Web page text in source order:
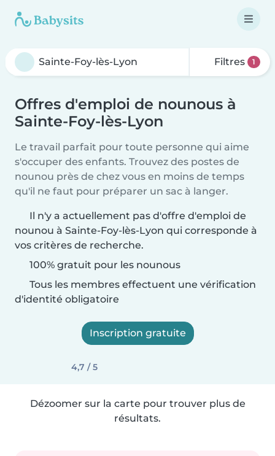
Filtres 1
Offres d'emploi de nounous à
Sainte-Foy-lès-Lyon
Le travail parfait pour toute personne qui aime
s'occuper des enfants. Trouvez des postes de
nounou près de chez vous en moins de temps
qu'il ne faut pour préparer un sac à langer.
Il n'y a actuellement pas d'offre d'emploi de
nounou à Sainte-Foy-lès-Lyon qui corresponde à
vos critères de recherche.
100% gratuit pour les nounous
Tous les membres effectuent une vérification
d'identité obligatoire
Inscription gratuite
4,7 / 5
Dézoomer sur la carte pour trouver plus de
résultats.